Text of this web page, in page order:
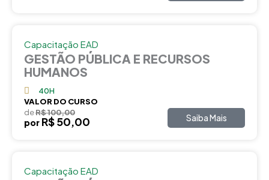
Capacitação EAD
GESTÃO PÚBLICA E RECURSOS
HUMANOS
40H
VALOR DO CURSO
deR$ 100,00
por R$ 50,00 Saiba Mais
Capacitação EAD